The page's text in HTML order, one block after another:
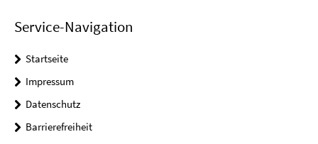
Service-Navigation
Startseite
Impressum
Datenschutz
Barrierefreiheit